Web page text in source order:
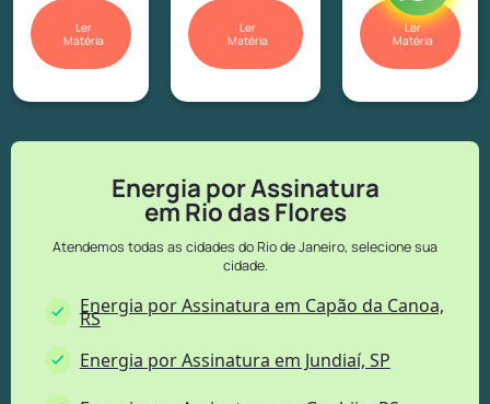
Ler
Matéria
Ler
Matéria
Ler
Matéria
Energia por Assinatura
em Rio das Flores
Atendemos todas as cidades do Rio de Janeiro, selecione sua
cidade.
Energia por Assinatura em Capão da Canoa,
RS
Energia por Assinatura em Jundiaí, SP